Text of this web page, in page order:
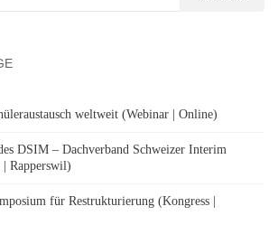
weltweit (Webinar | Online)
DSIM – Dachverband Schweizer Interim
Rapperswil)
für Restrukturierung (Kongress |